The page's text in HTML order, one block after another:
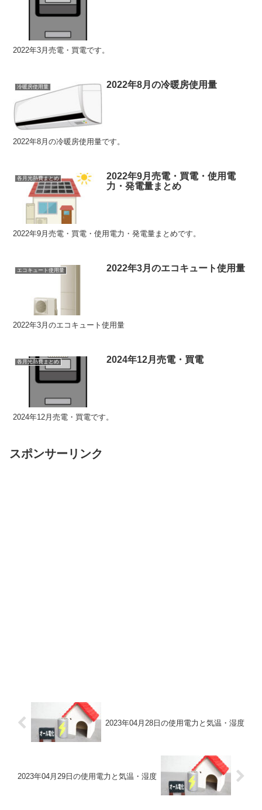
2022年3月売電・買電です。
冷暖房使用量 2022年8月の冷暖房使用量
2022年8月の冷暖房使用量です。
各月光熱費まとめ
2022年9月売電・買電・使用電
力・発電量まとめ
2022年9月売電・買電・使用電力・発電量まとめです。
エコキュート使用量 2022年3月のエコキュート使用量
2022年3月のエコキュート使用量
各月光熱費まとめ 2024年12月売電・買電
2024年12月売電・買電です。
スポンサーリンク
2023年04月28日の使用電力と気温・湿度
2023年04月29日の使用電力と気温・湿度